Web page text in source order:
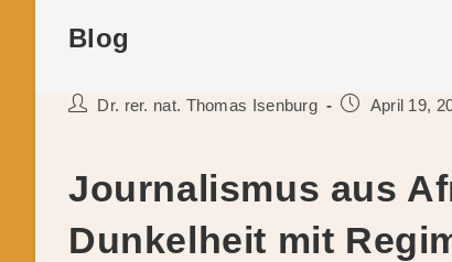
Blog
Beitrags-
Dr. rer. nat. Thomas Isenburg
BeitragApril 19,
Journalismus aus
Dunkelheit mit